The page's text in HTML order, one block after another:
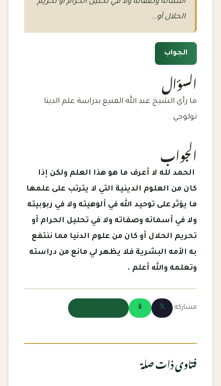
أسمائه وصفاته ولا في تحليل الحرام أو تحريم
الحلال أو...
الجواب
السؤال
ما رأي الشيخ عبد الله المنيع بدراسة علم الدينا
تولوجي .
الجواب
الحمد لله لا أعرف ما هو هذا العلم ولكن إذا
كان من العلوم الدينية التي لا يترتب على علمها
ما يؤثر على توحيد الله في ألوهيته ولا في ربوبيته
ولا في أسمائه وصفاته ولا في تحليل الحرام أو
تحريم الحلال أو كان من علوم الدنيا مما ننتفع
به الأمه البشرية فلا يظهر لي مانع من دراسته
وتعلمه والله أعلم .
مشاركة: 𝕏
📱
فتاوى ذات صلة